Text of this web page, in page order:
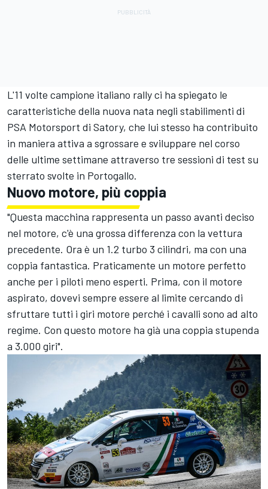
L'11 volte campione italiano rally ci ha spiegato le
caratteristiche della nuova nata negli stabilimenti di
PSA Motorsport di Satory, che lui stesso ha contribuito
in maniera attiva a sgrossare e sviluppare nel corso
delle ultime settimane attraverso tre sessioni di test su
sterrato svolte in Portogallo.
Nuovo motore, più coppia
"Questa macchina rappresenta un passo avanti deciso
nel motore, c'è una grossa differenza con la vettura
precedente. Ora è un 1.2 turbo 3 cilindri, ma con una
coppia fantastica. Praticamente un motore perfetto
anche per i piloti meno esperti. Prima, con il motore
aspirato, dovevi sempre essere al limite cercando di
sfruttare tutti i giri motore perché i cavalli sono ad alto
regime. Con questo motore ha già una coppia stupenda
a 3.000 giri".